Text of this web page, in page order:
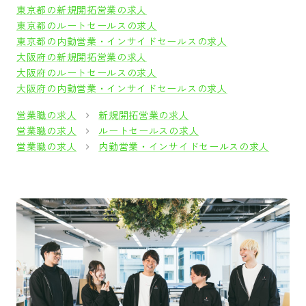
東京都の新規開拓営業の求人
東京都のルートセールスの求人
東京都の内勤営業・インサイドセールスの求人
大阪府の新規開拓営業の求人
大阪府のルートセールスの求人
大阪府の内勤営業・インサイドセールスの求人
営業職の求人
新規開拓営業の求人
営業職の求人
ルートセールスの求人
営業職の求人
内勤営業・インサイドセールスの求人